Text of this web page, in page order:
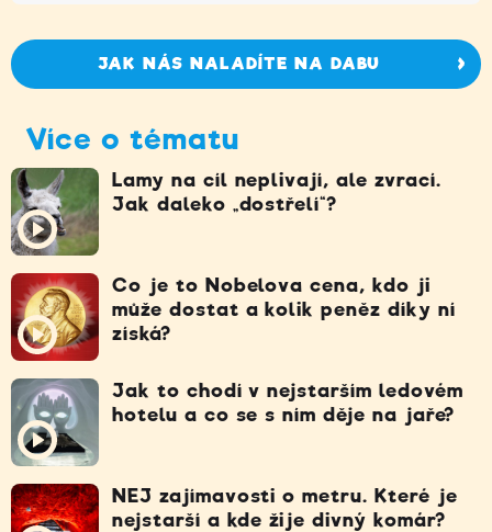
JAK NÁS NALADÍTE NA DABU
Více o tématu
Lamy na cíl neplivají, ale zvrací.
Jak daleko „dostřelí“?
Co je to Nobelova cena, kdo ji
může dostat a kolik peněz díky ní
získá?
Jak to chodí v nejstarším ledovém
hotelu a co se s ním děje na jaře?
NEJ zajímavosti o metru. Které je
nejstarší a kde žije divný komár?